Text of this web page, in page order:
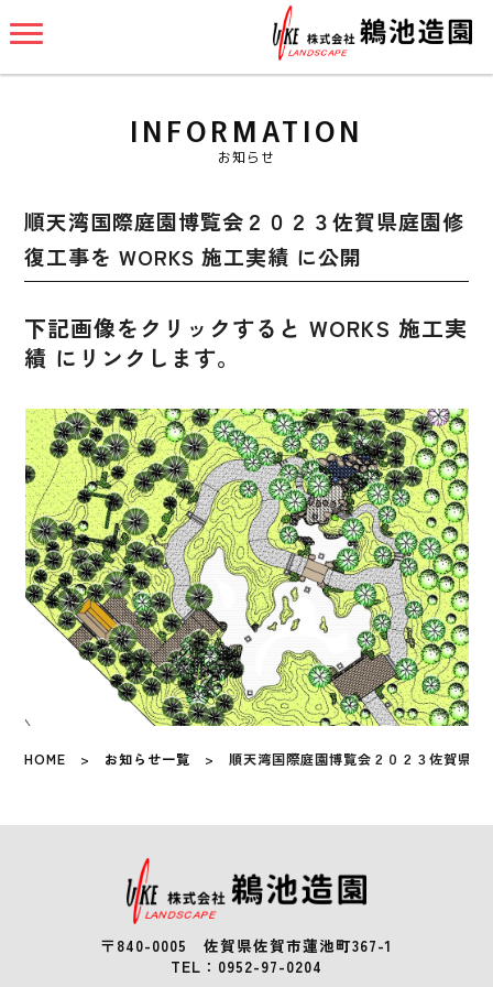
INFORMATION
お知らせ
順天湾国際庭園博覧会２０２３佐賀県庭園修
復工事を WORKS 施工実績 に公開
下記画像をクリックすると WORKS 施工実
績 にリンクします。
HOME > お知らせ一覧 > 順天湾国際庭園博覧会２０２３佐賀県庭
〒840-0005 佐賀県佐賀市蓮池町367-1
TEL： 0952-97-0204